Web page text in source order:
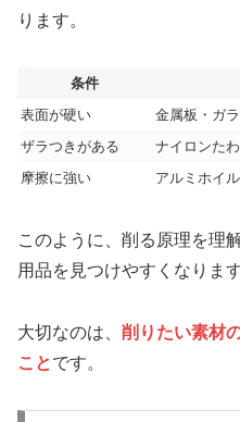
ります。
条件
表面が硬い
金属板・ガ
ザラつきがある
ナイロンた
摩擦に強い
アルミホイ
このように、削る原理を理
用品を見つけやすくなります
大切なのは、 削りたい素材
ことです。